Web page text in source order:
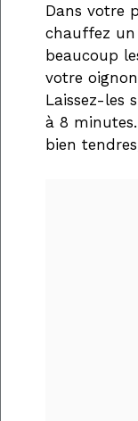
Dans votre
chauffez un
beaucoup
votre
Laissez-les
à 8
bien